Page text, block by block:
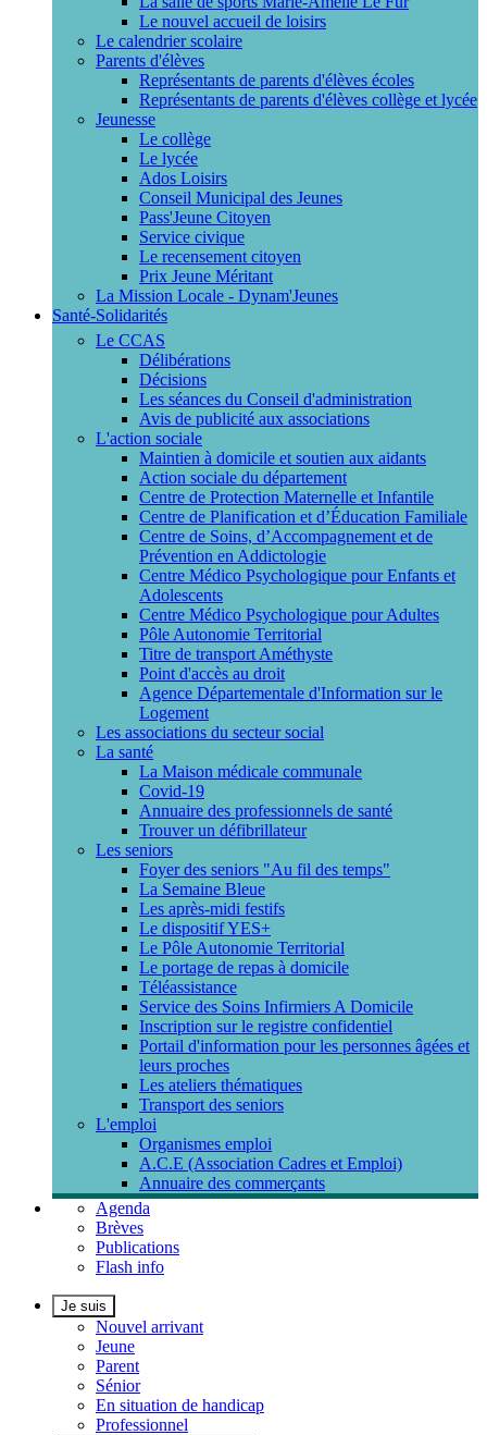
Le nouvel accueil de loisirs
Le calendrier scolaire
Parents d'élèves
Représentants de parents d'élèves écoles
Représentants de parents d'élèves collège et lycée
Jeunesse
Le collège
Le lycée
Ados Loisirs
Conseil Municipal des Jeunes
Pass'Jeune Citoyen
Service civique
Le recensement citoyen
Prix Jeune Méritant
La Mission Locale - Dynam'Jeunes
Santé-Solidarités
Le CCAS
Délibérations
Décisions
Les séances du Conseil d'administration
Avis de publicité aux associations
L'action sociale
Maintien à domicile et soutien aux aidants
Action sociale du département
Centre de Protection Maternelle et Infantile
Centre de Planification et d’Éducation Familiale
Centre de Soins, d’Accompagnement et de
Prévention en Addictologie
Centre Médico Psychologique pour Enfants et
Adolescents
Centre Médico Psychologique pour Adultes
Pôle Autonomie Territorial
Titre de transport Améthyste
Point d'accès au droit
Agence Départementale d'Information sur le
Logement
Les associations du secteur social
La santé
La Maison médicale communale
Covid-19
Annuaire des professionnels de santé
Trouver un défibrillateur
Les seniors
Foyer des seniors "Au fil des temps"
La Semaine Bleue
Les après-midi festifs
Le dispositif YES+
Le Pôle Autonomie Territorial
Le portage de repas à domicile
Téléassistance
Service des Soins Infirmiers A Domicile
Inscription sur le registre confidentiel
Portail d'information pour les personnes âgées et
leurs proches
Les ateliers thématiques
Transport des seniors
L'emploi
Organismes emploi
A.C.E (Association Cadres et Emploi)
Annuaire des commerçants
Agenda
Brèves
Publications
Flash info
Je suis
Nouvel arrivant
Jeune
Parent
Sénior
En situation de handicap
Professionnel